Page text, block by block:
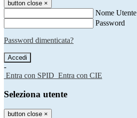
button close ×
Nome Utente
Password
Password dimenticata?
-
Entra con SPID Entra con CIE
Seleziona utente
button close ×